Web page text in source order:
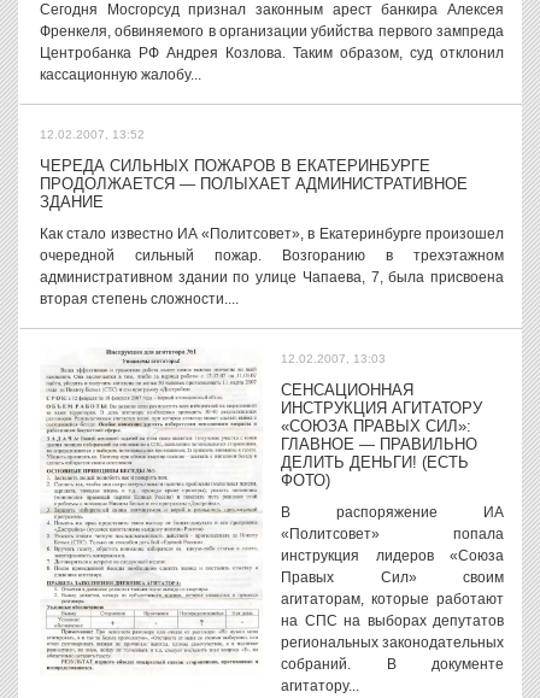
Сегодня Мосгорсуд признал законным арест банкира Алексея
Френкеля, обвиняемого в организации убийства первого зампреда
Центробанка РФ Андрея Козлова. Таким образом, суд отклонил
кассационную жалобу...
12.02.2007, 13:52
ЧЕРЕДА СИЛЬНЫХ ПОЖАРОВ В ЕКАТЕРИНБУРГЕ
ПРОДОЛЖАЕТСЯ — ПОЛЫХАЕТ АДМИНИСТРАТИВНОЕ
ЗДАНИЕ
Как стало известно ИА «Политсовет», в Екатеринбурге произошел
очередной сильный пожар. Возгоранию в трехэтажном
административном здании по улице Чапаева, 7, была присвоена
вторая степень сложности....
12.02.2007, 13:03
СЕНСАЦИОННАЯ
ИНСТРУКЦИЯ АГИТАТОРУ
«СОЮЗА ПРАВЫХ СИЛ»:
ГЛАВНОЕ — ПРАВИЛЬНО
ДЕЛИТЬ ДЕНЬГИ! (ЕСТЬ
ФОТО)
В распоряжение ИА
«Политсовет» попала
инструкция лидеров «Союза
Правых Сил» своим
агитаторам, которые работают
на СПС на выборах депутатов
региональных законодательных
собраний. В документе
агитатору...